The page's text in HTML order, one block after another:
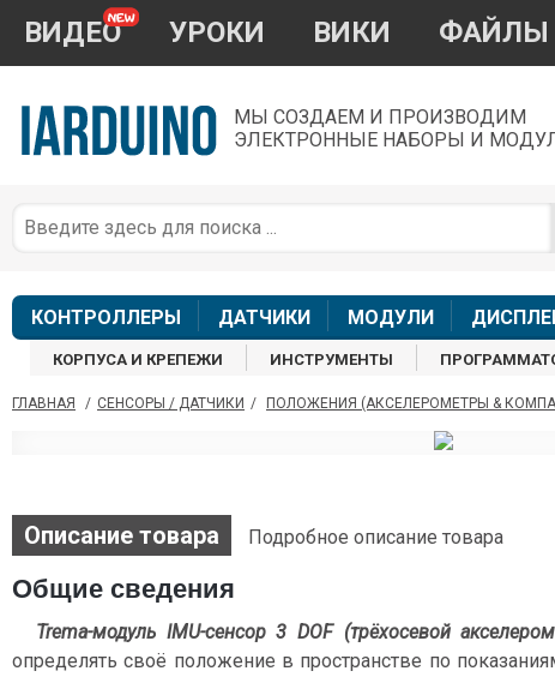
ВИДЕО УРОКИ ВИКИ ФАЙЛЫ
МЫ СОЗДАЕМ И ПРОИЗВОДИМ
ЭЛЕКТРОННЫЕ НАБОРЫ И
КОНТРОЛЛЕРЫ ДАТЧИКИ МОДУЛИ
КОРПУСА И КРЕПЕЖИ ИНСТРУМЕНТЫ
ГЛАВНАЯ / СЕНСОРЫ / ДАТЧИКИ / ПОЛОЖЕНИЯ (АКСЕЛЕРОМЕТРЫ &
Описание товара Подробное описание товара
Общие сведения
Trema-модуль IMU-сенсор 3 DOF(трёхосевой
определять своё положение в пространстве по
По